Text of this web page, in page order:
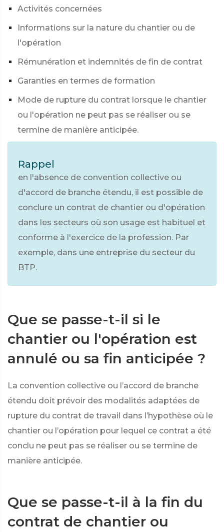
Activités concernées
Informations sur la nature du chantier ou de
l'opération
Rémunération et indemnités de fin de contrat
Garanties en termes de formation
Mode de rupture du contrat lorsque le chantier
ou l'opération ne peut pas se réaliser ou se
termine de manière anticipée.
Rappel
en l'absence de convention collective ou
d'accord de branche étendu, il est possible de
conclure un contrat de chantier ou d'opération
dans les secteurs où son usage est habituel et
conforme à l'exercice de la profession. Par
exemple, dans une entreprise du secteur du
BTP.
Que se passe-t-il si le
chantier ou l'opération est
annulé ou sa fin anticipée ?
La convention collective ou l’accord de branche
étendu doit prévoir des modalités adaptées de
rupture du contrat de travail dans l’hypothèse où le
chantier ou l’opération pour lequel ce contrat a été
conclu ne peut pas se réaliser ou se termine de
manière anticipée.
Que se passe-t-il à la fin du
contrat de chantier ou